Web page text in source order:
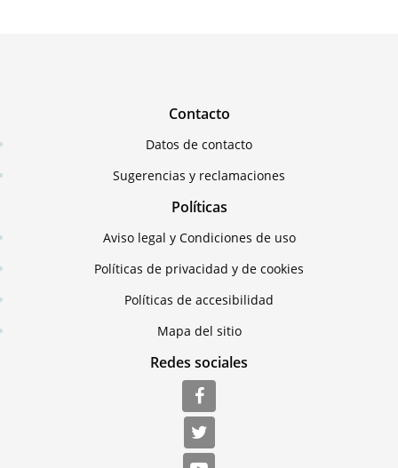
Contacto
Datos de contacto
Sugerencias y reclamaciones
Políticas
Aviso legal y Condiciones de uso
Políticas de privacidad y de cookies
Políticas de accesibilidad
Mapa del sitio
Redes sociales